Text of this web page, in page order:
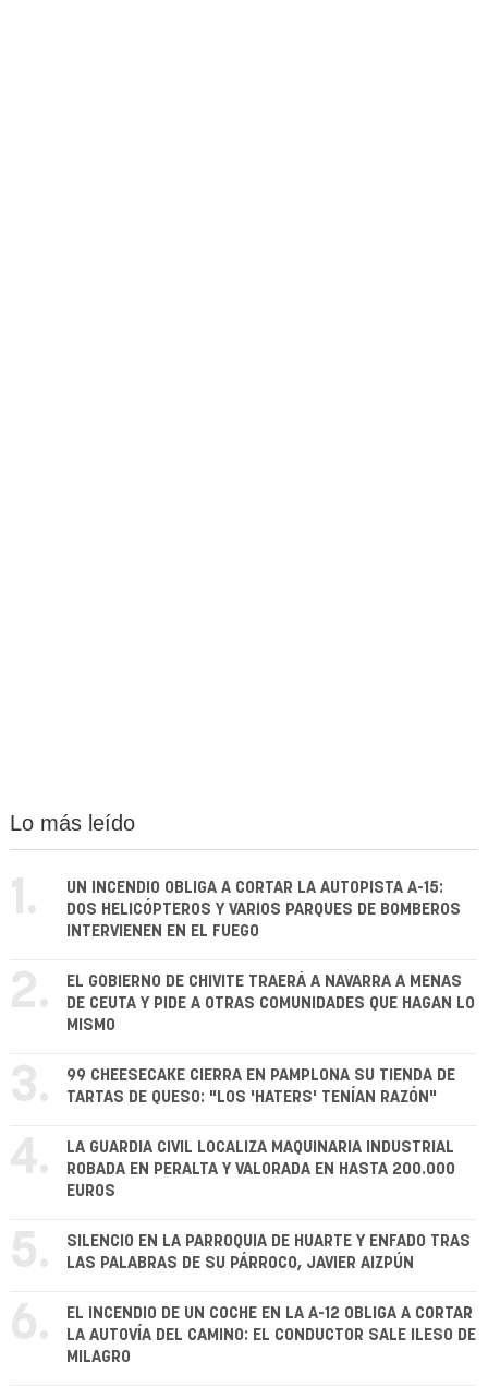
Lo más leído
1.
UN INCENDIO OBLIGA A CORTAR LA AUTOPISTA A-15:
DOS HELICÓPTEROS Y VARIOS PARQUES DE BOMBEROS
INTERVIENEN EN EL FUEGO
2.
EL GOBIERNO DE CHIVITE TRAERÁ A NAVARRA A MENAS
DE CEUTA Y PIDE A OTRAS COMUNIDADES QUE HAGAN LO
MISMO
3.
99 CHEESECAKE CIERRA EN PAMPLONA SU TIENDA DE
TARTAS DE QUESO: "LOS 'HATERS' TENÍAN RAZÓN"
4.
LA GUARDIA CIVIL LOCALIZA MAQUINARIA INDUSTRIAL
ROBADA EN PERALTA Y VALORADA EN HASTA 200.000
EUROS
5.
SILENCIO EN LA PARROQUIA DE HUARTE Y ENFADO TRAS
LAS PALABRAS DE SU PÁRROCO, JAVIER AIZPÚN
6.
EL INCENDIO DE UN COCHE EN LA A-12 OBLIGA A CORTAR
LA AUTOVÍA DEL CAMINO: EL CONDUCTOR SALE ILESO DE
MILAGRO